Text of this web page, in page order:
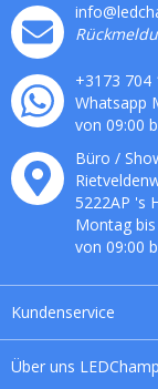
Über uns
Kundenservice
+3173 704
Whatsapp
von 09:00
Büro /
5222AP 's
Montag
von 09:00